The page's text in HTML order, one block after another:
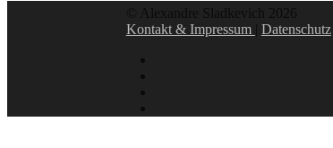
Kontakt & Impressum
Datenschutz|